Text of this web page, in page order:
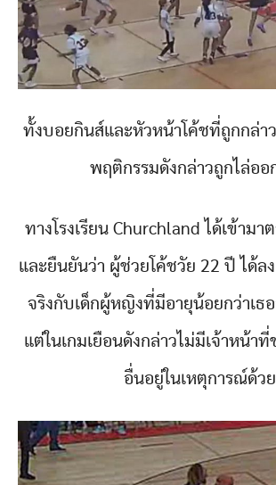
ทั้งบอยกินส์และหัวหน้าโค้ชที่ถูกกล่า
พฤติกรรมดังกล่าวถูกไล่ออ
ทางโรงเรียน Churchland ได้เข้ามา
และยืนยันว่า ผู้ช่วยโค้ชวัย 22 ปี ได้ลง
จริงกับเด็กผู้หญิงที่มีอายุน้อยกว่าเธ
แต่ในเกมเยือนดังกล่าวไม่มีเจ้าหน้าที่
อื่นอยู่ในเหตุการณ์ด้วย